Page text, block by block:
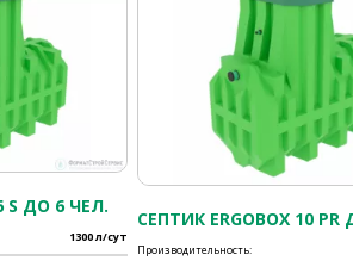
S ДО 6 ЧЕЛ.
1300 л/сут
СЕПТИК ERGOBOX 10
Производительность: